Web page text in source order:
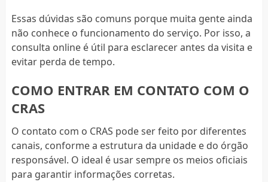
Essas dúvidas são comuns porque muita gente ainda
não conhece o funcionamento do serviço. Por isso, a
consulta online é útil para esclarecer antes da visita e
evitar perda de tempo.
COMO ENTRAR EM CONTATO COM O
CRAS
O contato com o CRAS pode ser feito por diferentes
canais, conforme a estrutura da unidade e do órgão
responsável. O ideal é usar sempre os meios oficiais
para garantir informações corretas.